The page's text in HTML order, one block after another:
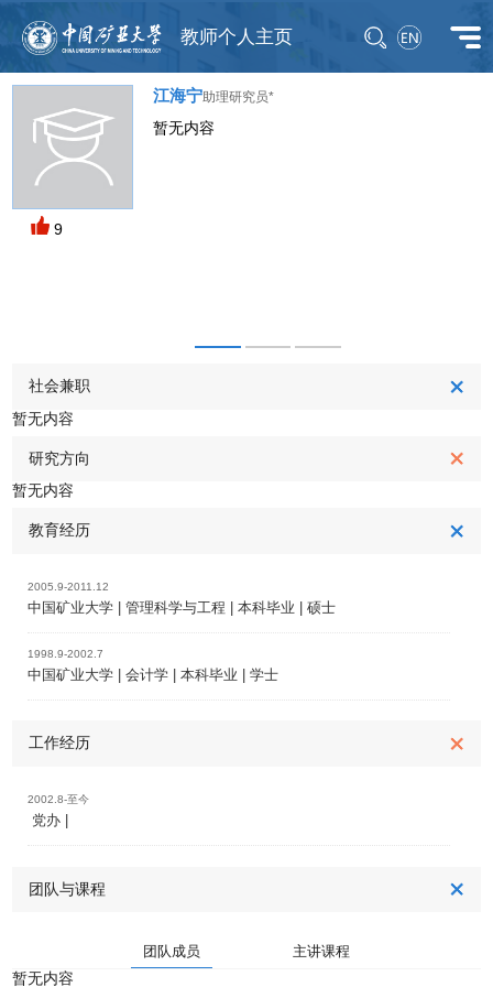
教师个人主页
9
江海宁助理研究员*
暂无内容
社会兼职
暂无内容
研究方向
暂无内容
教育经历
2005.9-2011.12
中国矿业大学 | 管理科学与工程 | 本科毕业 | 硕士
1998.9-2002.7
中国矿业大学 | 会计学 | 本科毕业 | 学士
工作经历
2002.8-至今
党办 |
团队与课程
团队成员 主讲课程
暂无内容